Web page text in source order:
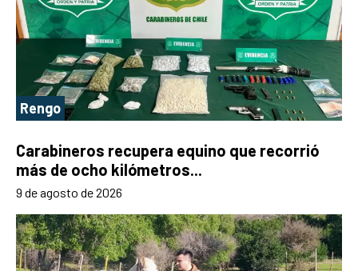
Rengo
Carabineros recupera equino que recorrió
más de ocho kilómetros...
9 de agosto de 2026